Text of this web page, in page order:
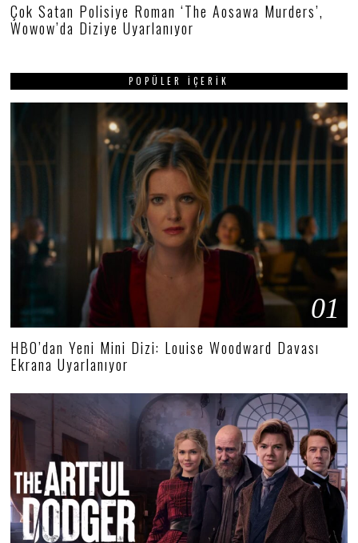
Çok Satan Polisiye Roman ‘The Aosawa Murders’,
Wowow’da Diziye Uyarlanıyor
POPÜLER İÇERIK
01
HBO’dan Yeni Mini Dizi: Louise Woodward Davası
Ekrana Uyarlanıyor